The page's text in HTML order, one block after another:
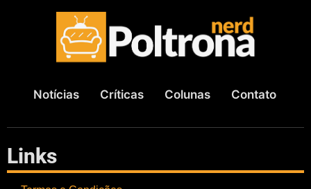
Notícias Críticas Colunas Contato
Links